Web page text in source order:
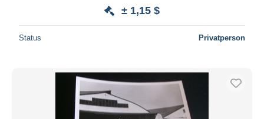
± 1,15 $
Status Privatperson